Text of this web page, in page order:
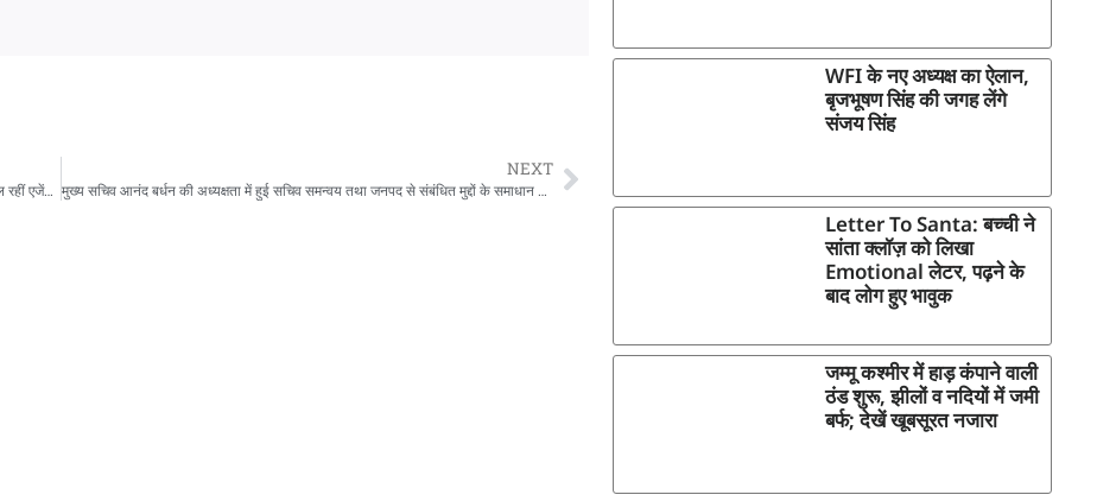
10/11 दिल्ली ब्लास्ट: 9 मौतें, 20 घायल… दिल्ली धमाके से जुड़े 100 CCTV फुटेज खंगाल रहीं एजेंसियां, ये है पूरी टाइमलाइन
NEXT
मुख्य सचिव आनंद बर्धन की अध्यक्षता में हुई सचिव समन्वय तथा जनपद से संबंधित मुद्दों के समाधान की समीक्षा बैठक
WFI के नए अध्यक्ष का ऐलान,
बृजभूषण सिंह की जगह लेंगे
संजय सिंह
Letter To Santa: बच्ची ने
सांता क्लॉज़ को लिखा
Emotional लेटर, पढ़ने के
बाद लोग हुए भावुक
जम्मू कश्मीर में हाड़ कंपाने वाली
ठंड शुरू, झीलों व नदियों में जमी
बर्फ; देखें खूबसूरत नजारा